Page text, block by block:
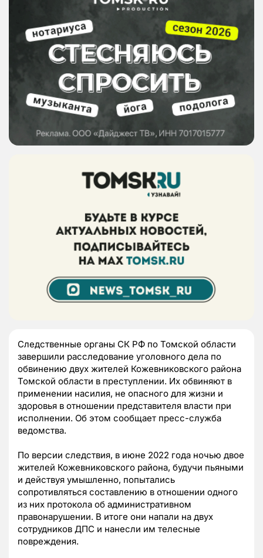
Следственные органы СК РФ по Томской области
завершили расследование уголовного дела по
обвинению двух жителей Кожевниковского района
Томской области в преступлении. Их обвиняют в
применении насилия, не опасного для жизни и
здоровья в отношении представителя власти при
исполнении. Об этом сообщает пресс-служба
ведомства.
По версии следствия, в июне 2022 года ночью двое
жителей Кожевниковского района, будучи пьяными
и действуя умышленно, попытались
сопротивляться составлению в отношении одного
из них протокола об административном
правонарушении. В итоге они напали на двух
сотрудников ДПС и нанесли им телесные
повреждения.